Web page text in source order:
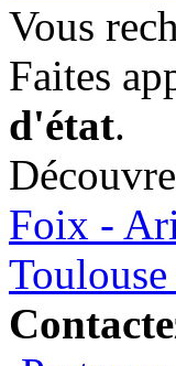
Vous
Faites
d'état.
Foix -